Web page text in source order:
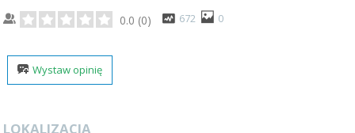
0.0 (0) 672 0
Wystaw opinię
LOKALIZACJA